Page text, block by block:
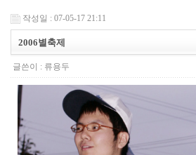
작성일 : 07-05-17 21:11
2006별축제
글쓴이 : 류용두